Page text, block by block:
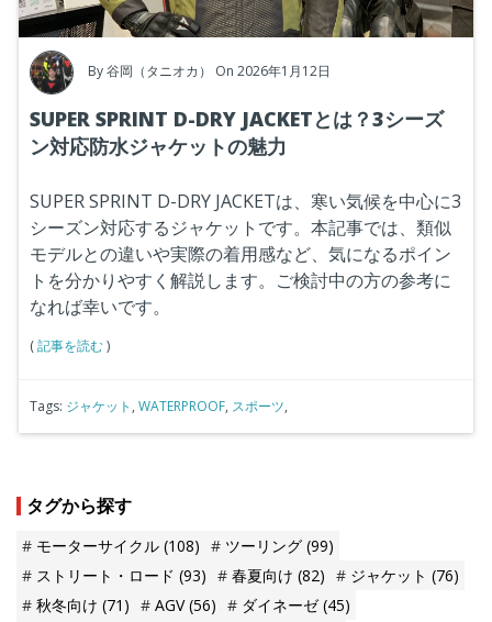
By谷岡（タニオカ） On 2026年1月12日
SUPER SPRINT D-DRY JACKETとは？3シーズ
ン対応防水ジャケットの魅力
SUPER SPRINT D-DRY JACKETは、寒い気候を中心に3
シーズン対応するジャケットです。本記事では、類似
モデルとの違いや実際の着用感など、気になるポイン
トを分かりやすく解説します。ご検討中の方の参考に
なれば幸いです。
(記事を読む)
Tags: ジャケット , WATERPROOF, スポーツ,
タグから探す
モーターサイクル (108) ツーリング (99)
ストリート・ロード (93) 春夏向け (82) ジャケット (76)
秋冬向け (71) AGV(56) ダイネーゼ(45)